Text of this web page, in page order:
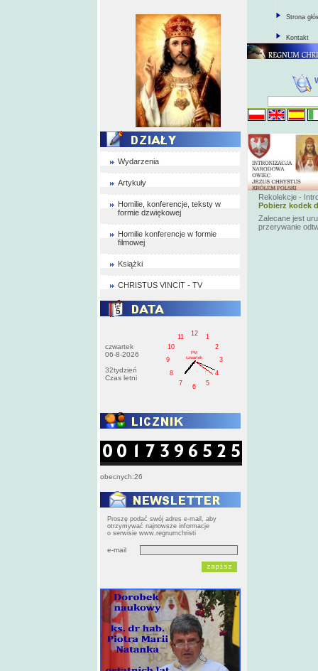
Wydarzenia
Artykuły
Homilie, konferencje, teksty w
formie dzwiękowej
Homilie konferencje w formie
filmowej
Książki
CHRISTUS VINCIT - TV
czwartek
06-8-2026
32tydzień
Czas letni
1
2
3
4
5
6
7
8
9
10
11
12
PM
czwartek
obecnych:26
Proszę podać swój adres e-mail, aby
otrzymywać najnowsze informacje
o serwisie www.regnumchristi
e-mail
Strona
Kontakt
Rekolekcje -
Pobierz kodek
Zalecane jest
przerywanie